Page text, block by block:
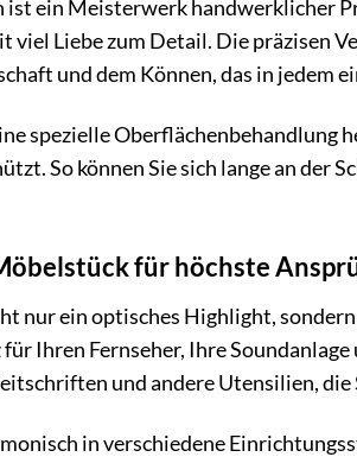
ist ein Meisterwerk handwerklicher
viel Liebe zum Detail. Die präzisen
und dem Können, das in jedem
spezielle Oberflächenbehandlung
So können Sie sich lange an der
für höchste
nur ein optisches Highlight,
Ihren Fernseher, Ihre
und andere Utensilien,
in verschiedene